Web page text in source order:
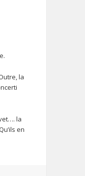
la
la
en